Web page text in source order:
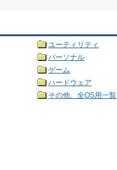
ユーティリティ
パーソナル
ゲーム
ハードウェア
その他、全OS用一覧